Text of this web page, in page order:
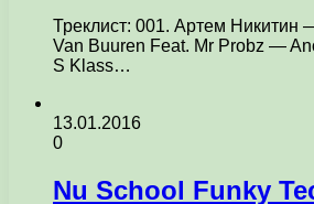
Треклист: 001. Артем
Van Buuren Feat. Mr Probz —
S Klass…
13.01.2016
0
Nu School Funky